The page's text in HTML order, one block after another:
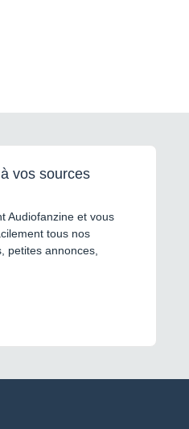
vos sources
Audiofanzine et vous
tous nos
petites annonces,